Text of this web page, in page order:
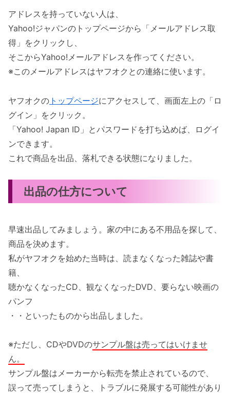
アドレスを持っていない人は、
Yahoo!ジャパンのトップページから「メールアドレス取
得」をクリックし、
そこからYahoo!メールアドレスを作ってください。
※このメールアドレスはヤフオクとの連絡に使います。
ヤフオクの トップページにアクセスして、画面左上の「ロ
グイン」をクリック。
「Yahoo! Japan ID」とパスワードを打ち込めば、ログイ
ンできます。
これで商品を出品、落札できる状態になりました。
出品の仕方について
早速出品してみましょう。家の中にある不用品を探して、
商品を決めます。
私がヤフオクを始めた当時は、読まなくなった雑誌や書
籍、
聴かなくなったCD、観なくなったDVD、要らない映画の
パンフ
・・といったものから出品しました。
※ただし、CDやDVDのサンプル盤は売ってはいけませ
ん。
サンプル盤はメーカーから転売を禁止されているので、
誤って売ってしまうと、トラブルに発展する可能性があり